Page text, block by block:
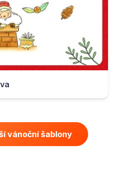
vánoční šablony